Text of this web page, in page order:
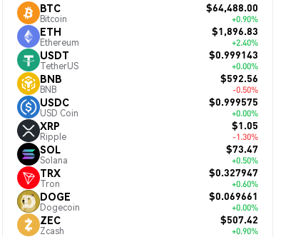
BTC
Bitcoin
$64,488.00
+0.90%
ETH
Ethereum
$1,896.83
+2.40%
USDT
TetherUS
$0.999143
+0.00%
BNB
BNB
$592.56
-0.50%
USDC
USD Coin
$0.999575
+0.00%
XRP
Ripple
$1.05
-1.30%
SOL
Solana
$73.47
+0.50%
TRX
Tron
$0.327947
+0.60%
DOGE
Dogecoin
$0.069661
+0.00%
ZEC
Zcash
$507.42
+0.90%